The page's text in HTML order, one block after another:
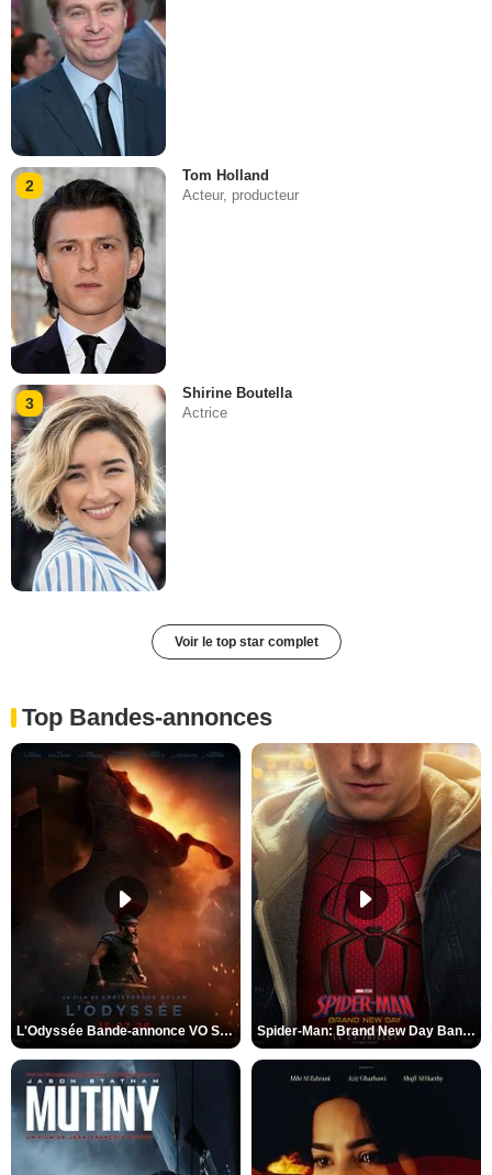
2
Tom Holland
Acteur, producteur
3
Shirine Boutella
Actrice
Voir le top star complet
Top Bandes-annonces
L'Odyssée Bande-annonce VO STFR Spider-Man: Brand New Day Bande-annonce VO STFR